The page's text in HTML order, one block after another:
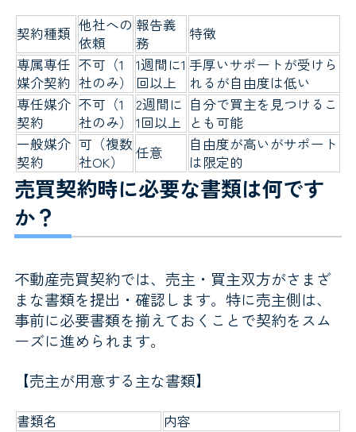
契約種類 他社への
依頼
報告義
務
特徴
専属専任
媒介契約
不可（1
社のみ）
1週間に1
回以上
手厚いサポートが受けら
れるが自由度は低い
専任媒介
契約
不可（1
社のみ）
2週間に
1回以上
自分で買主を見つけるこ
とも可能
一般媒介
契約
可（複数
社OK）
任意
自由度が高いがサポート
は限定的
売買契約時に必要な書類は何です
か？
不動産売買契約では、売主・買主双方がさまざ
まな書類を提出・確認します。特に売主側は、
事前に必要書類を揃えておくことで契約をスム
ーズに進められます。
【売主が用意する主な書類】
書類名
内容